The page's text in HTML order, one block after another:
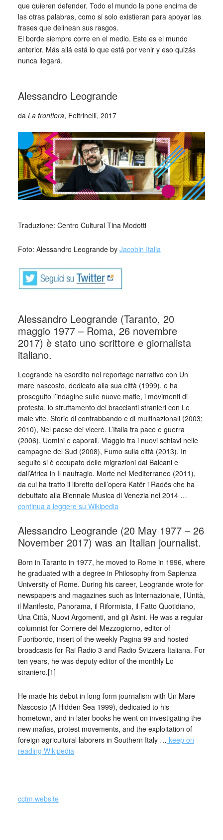
que quieren defender. Todo el mundo la pone encima de
las otras palabras, como si solo existieran para apoyar las
frases que delinean sus rasgos.
El borde siempre corre en el medio. Este es el mundo
anterior. Más allá está lo que está por venir y eso quizás
nunca llegará.
Alessandro Leogrande
da La frontiera, Feltrinelli, 2017
Traduzione: Centro Cultural Tina Modotti
Foto: Alessandro Leogrande by Jacobin Italia
Alessandro Leogrande (Taranto, 20
maggio 1977 – Roma, 26 novembre
2017) è stato uno scrittore e giornalista
italiano.
Leogrande ha esordito nel reportage narrativo con Un
mare nascosto, dedicato alla sua città (1999), e ha
proseguito l’indagine sulle nuove mafie, i movimenti di
protesta, lo sfruttamento dei braccianti stranieri con Le
male vite. Storie di contrabbando e di multinazionali (2003;
2010), Nel paese dei viceré. L’Italia tra pace e guerra
(2006), Uomini e caporali. Viaggio tra i nuovi schiavi nelle
campagne del Sud (2008), Fumo sulla città (2013). In
seguito si è occupato delle migrazioni dai Balcani e
dall’Africa in Il naufragio. Morte nel Mediterraneo (2011),
da cui ha tratto il libretto dell’opera Katër i Radës che ha
debuttato alla Biennale Musica di Venezia nel 2014 …
continua a leggere su Wikipedia
Alessandro Leogrande (20 May 1977 – 26
November 2017) was an Italian journalist.
Born in Taranto in 1977, he moved to Rome in 1996, where
he graduated with a degree in Philosophy from Sapienza
University of Rome. During his career, Leogrande wrote for
newspapers and magazines such as Internazionale, l’Unità,
il Manifesto, Panorama, il Riformista, il Fatto Quotidiano,
Una Città, Nuovi Argomenti, and gli Asini. He was a regular
columnist for Corriere del Mezzogiorno, editor of
Fuoribordo, insert of the weekly Pagina 99 and hosted
broadcasts for Rai Radio 3 and Radio Svizzera Italiana. For
ten years, he was deputy editor of the monthly Lo
straniero.[1]
He made his debut in long form journalism with Un Mare
Nascosto (A Hidden Sea 1999), dedicated to his
hometown, and in later books he went on investigating the
new mafias, protest movements, and the exploitation of
foreign agricultural laborers in Southern Italy … keep on
reading Wikipedia
cctm.website